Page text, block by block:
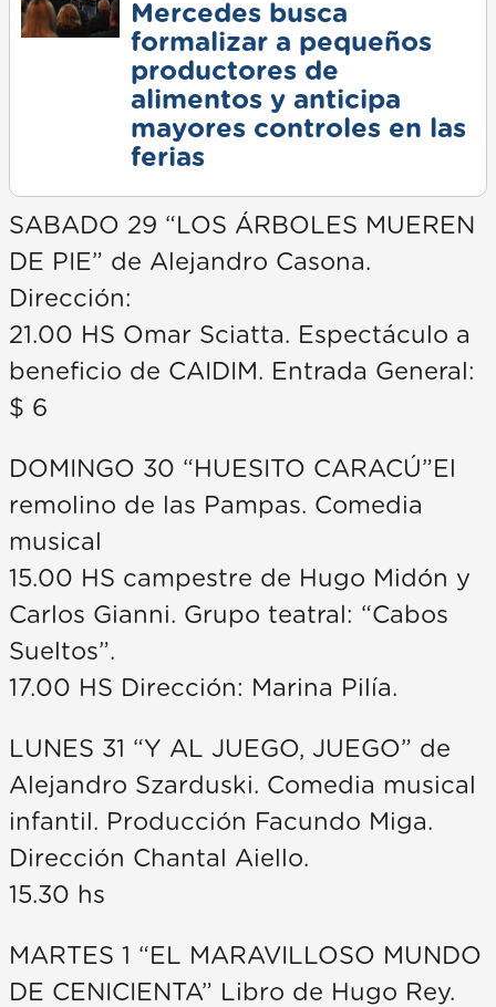
Mercedes busca
formalizar a pequeños
productores de
alimentos y anticipa
mayores controles en las
ferias
SABADO 29 “LOS ÁRBOLES MUEREN
DE PIE” de Alejandro Casona.
Dirección:
21.00 HS Omar Sciatta. Espectáculo a
beneficio de CAIDIM. Entrada General:
$ 6
DOMINGO 30 “HUESITO CARACÚ”El
remolino de las Pampas. Comedia
musical
15.00 HS campestre de Hugo Midón y
Carlos Gianni. Grupo teatral: “Cabos
Sueltos”.
17.00 HS Dirección: Marina Pilía.
LUNES 31 “Y AL JUEGO, JUEGO” de
Alejandro Szarduski. Comedia musical
infantil. Producción Facundo Miga.
Dirección Chantal Aiello.
15.30 hs
MARTES 1 “EL MARAVILLOSO MUNDO
DE CENICIENTA” Libro de Hugo Rey.